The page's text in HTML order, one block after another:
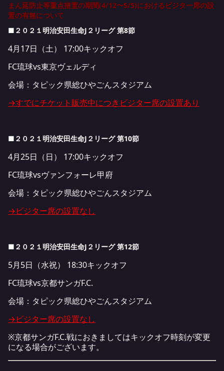
まん延防止等重点措置の期間(4/12〜5/5)におけるビジター席の設
置の有無について
■２０２１明治安田生命J２リーグ 第8節
4月17日（土） 17:00キックオフ
FC琉球vs東京ヴェルディ
会場：タピック県総ひやごんスタジアム
→すでにチケット販売中につきビジター席の設置あり
■２０２１明治安田生命J２リーグ 第10節
4月25日（日） 17:00キックオフ
FC琉球vsヴァンフォーレ甲府
会場：タピック県総ひやごんスタジアム
→ビジター席の設置なし
■２０２１明治安田生命J２リーグ 第12節
5月5日（水祝） 18:30キックオフ
FC琉球vs京都サンガF.C.
会場：タピック県総ひやごんスタジアム
→ビジター席の設置なし
※京都サンガF.C.戦におきましてはキックオフ時刻が変更
になる場合がございます。